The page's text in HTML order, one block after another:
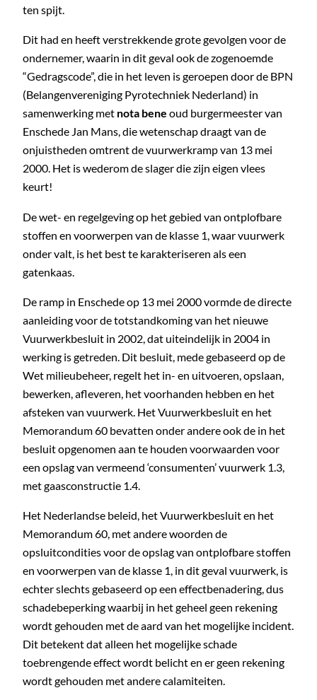
ten spijt.
Dit had en heeft verstrekkende grote gevolgen voor de
ondernemer, waarin in dit geval ook de zogenoemde
“Gedragscode”, die in het leven is geroepen door de BPN
(Belangenvereniging Pyrotechniek Nederland) in
samenwerking met nota bene oud burgermeester van
Enschede Jan Mans, die wetenschap draagt van de
onjuistheden omtrent de vuurwerkramp van 13 mei
2000. Het is wederom de slager die zijn eigen vlees
keurt!
De wet- en regelgeving op het gebied van ontplofbare
stoffen en voorwerpen van de klasse 1, waar vuurwerk
onder valt, is het best te karakteriseren als een
gatenkaas.
De ramp in Enschede op 13 mei 2000 vormde de directe
aanleiding voor de totstandkoming van het nieuwe
Vuurwerkbesluit in 2002, dat uiteindelijk in 2004 in
werking is getreden. Dit besluit, mede gebaseerd op de
Wet milieubeheer, regelt het in- en uitvoeren, opslaan,
bewerken, afleveren, het voorhanden hebben en het
afsteken van vuurwerk. Het Vuurwerkbesluit en het
Memorandum 60 bevatten onder andere ook de in het
besluit opgenomen aan te houden voorwaarden voor
een opslag van vermeend ‘consumenten’ vuurwerk 1.3,
met gaasconstructie 1.4.
Het Nederlandse beleid, het Vuurwerkbesluit en het
Memorandum 60, met andere woorden de
opsluitcondities voor de opslag van ontplofbare stoffen
en voorwerpen van de klasse 1, in dit geval vuurwerk, is
echter slechts gebaseerd op een effectbenadering, dus
schadebeperking waarbij in het geheel geen rekening
wordt gehouden met de aard van het mogelijke incident.
Dit betekent dat alleen het mogelijke schade
toebrengende effect wordt belicht en er geen rekening
wordt gehouden met andere calamiteiten.